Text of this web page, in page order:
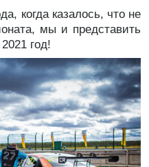
когда казалось, что не
мы и представить
год!